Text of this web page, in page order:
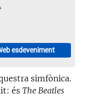
esdeveniment
simfònica.
és The Beatles